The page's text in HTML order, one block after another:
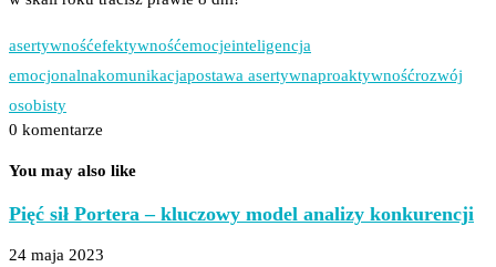
asertywnośćefektywnośćemocjeinteligencja
emocjonalnakomunikacjapostawa asertywnaproaktywnośćrozwój
osobisty
0 komentarze
You may also like
Pięć sił Portera – kluczowy model analizy konkurencji
24 maja 2023